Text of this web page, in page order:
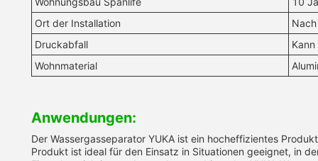
Ort der Installation
Druckabfall
Wohnmaterial
Anwendungen:
Der Wassergasseparator YUKA ist ein hocheffizientes
Produkt ist ideal für den Einsatz in Situationen geeignet, in